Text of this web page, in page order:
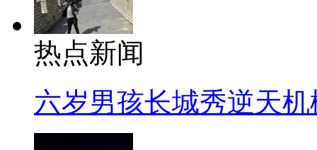
热点新闻
六岁男孩长城秀逆天机